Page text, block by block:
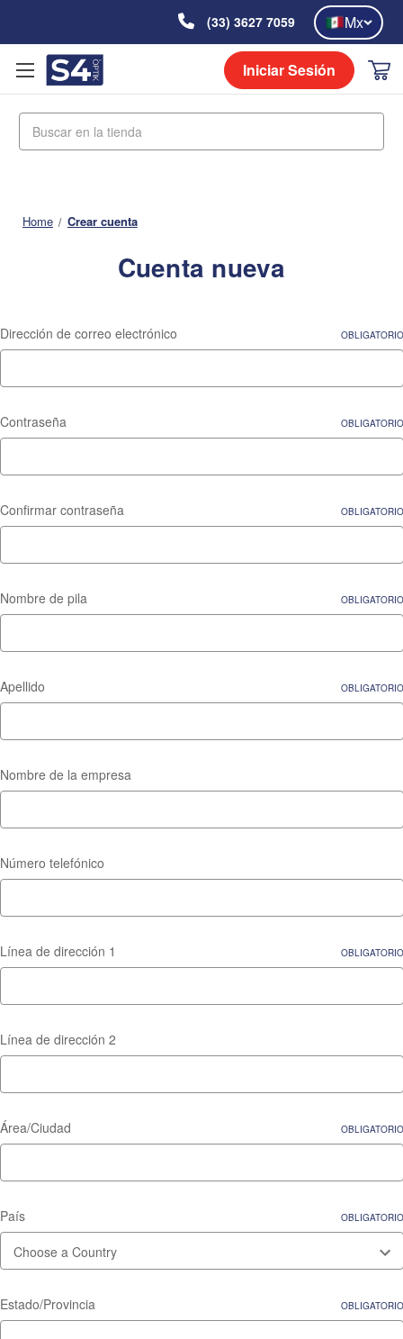
(33) 3627 7059 Mx
Iniciar Sesión
Home Crear cuenta
Cuenta nueva
Dirección de correo electrónico OBLIGATORIO
Contraseña OBLIGATORIO
Confirmar contraseña OBLIGATORIO
Nombre de pila OBLIGATORIO
Apellido OBLIGATORIO
Nombre de la empresa
Número telefónico
Línea de dirección 1 OBLIGATORIO
Línea de dirección 2
Área/Ciudad OBLIGATORIO
País OBLIGATORIO
Estado/Provincia OBLIGATORIO